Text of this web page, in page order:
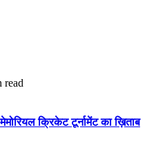
read
क्रिकेट टूर्नामेंट का ख़िताब